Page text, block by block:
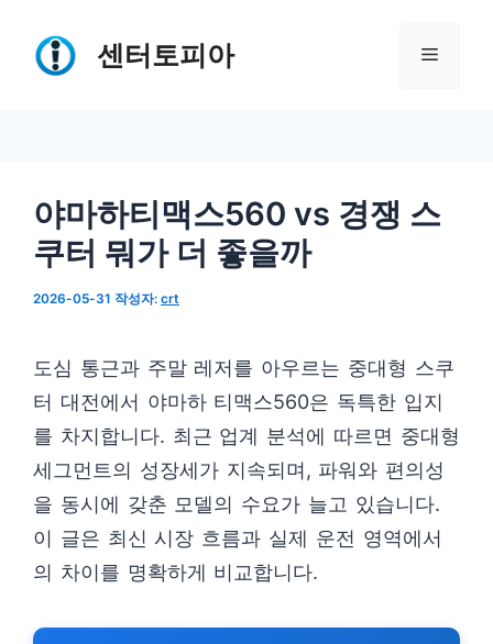
센터토피아 메
야마하티맥스560 vs 경쟁 스
쿠터 뭐가 더 좋을까
2026-05-31 작성자: crt
도심 통근과 주말 레저를 아우르는 중대형 스쿠
터 대전에서 야마하 티맥스560은 독특한 입지
를 차지합니다. 최근 업계 분석에 따르면 중대형
세그먼트의 성장세가 지속되며, 파워와 편의성
을 동시에 갖춘 모델의 수요가 늘고 있습니다.
이 글은 최신 시장 흐름과 실제 운전 영역에서
의 차이를 명확하게 비교합니다.